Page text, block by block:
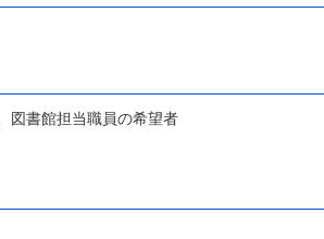
図書館担当職員の希望者